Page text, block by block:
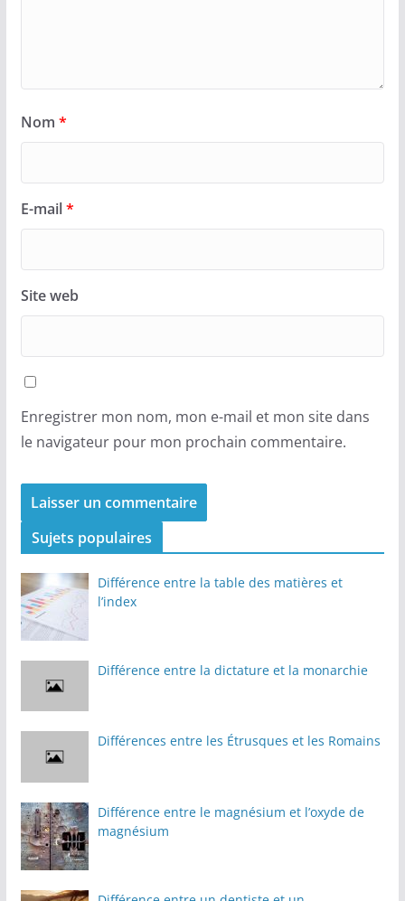
Nom *
E-mail*
Site web
Enregistrer mon nom, mon e-mail et mon site dans
le navigateur pour mon prochain commentaire.
Sujets populaires
Différence entre la table des matières et
l’index
Différence entre la dictature et la monarchie
Différences entre les Étrusques et les Romains
Différence entre le magnésium et l’oxyde de
magnésium